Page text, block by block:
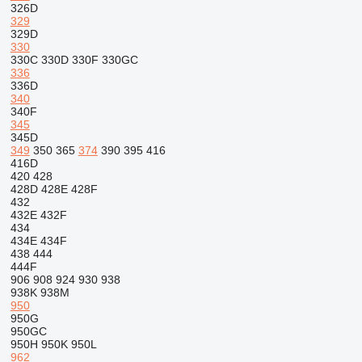
326D
329
329D
330
330C 330D 330F 330GC
336
336D
340
340F
345
345D
349 350 365 374 390 395 416
416D
420 428
428D 428E 428F
432
432E 432F
434
434E 434F
438 444
444F
906 908 924 930 938
938K 938M
950
950G
950GC
950H 950K 950L
962